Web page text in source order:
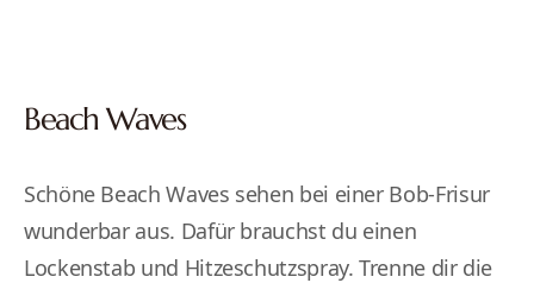
Beach Waves
Schöne Beach Waves sehen bei einer Bob-Frisur
wunderbar aus. Dafür brauchst du einen
Lockenstab und Hitzeschutzspray. Trenne dir die